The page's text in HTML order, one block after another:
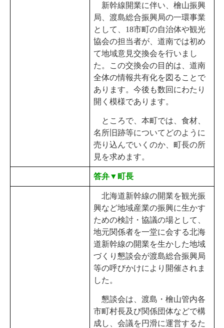
新幹線開業に伴い、檜山振興
局、渡島総合振興局の一環事業
として、18市町の自治体や観光
協会の担当者が、道南では初め
て地域意見交換会を行いまし
た。この交換会の目的は、道南
全体の情報共有化を図ることで
あります。今後も数回にわたり
開く模様であります。
ところで、本町では、食材、
名所旧跡等についてどのように
売り込んでいくのか、町長の所
見を求めます。
答弁▼町長
北海道新幹線の開業を観光振
興など地域産業の振興に生かす
ための検討・協議の場として、
地元関係者を一堂に会する北海
道新幹線の開業を生かした地域
づくり懇談会が渡島総合振興局
等の呼びかけにより開催されま
した。
懇談会は、渡島・檜山管内各
市町村長及び関係団体などで構
成し、会議を円滑に運営するた